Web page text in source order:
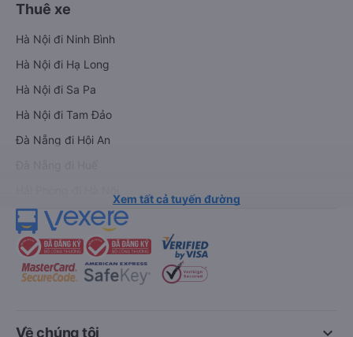
Thuê xe
Hà Nội đi Ninh Bình
Hà Nội đi Hạ Long
Hà Nội đi Sa Pa
Hà Nội đi Tam Đảo
Đà Nẵng đi Hội An
Xem tất cả tuyến đường
Về chúng tôi